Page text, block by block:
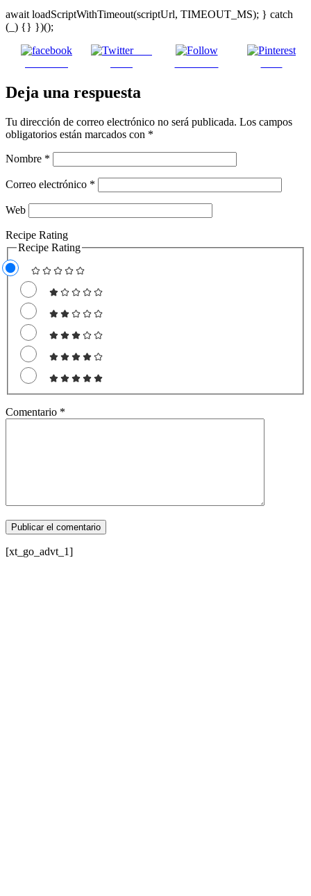
await loadScriptWithTimeout(scriptUrl, TIMEOUT_MS); } catch
(_) {} })();
Post
Deja una respuesta
Tu dirección de correo electrónico no será publicada. Los campos
obligatorios están marcados con *
Nombre *
Correo electrónico *
Web
Recipe Rating
Recipe Rating
Comentario *
[xt_go_advt_1]